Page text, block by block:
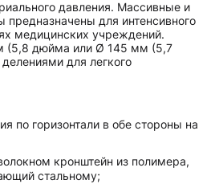
давления. Массивные и
для интенсивного
медицинскиx учреждений.
(5,8 дюйма или Ø 145 мм (5,7
для легкого
по горизонтали в обе стороны на
кронштейн из полимера,
стальному;